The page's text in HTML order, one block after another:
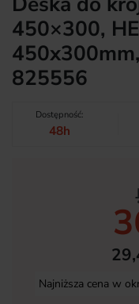
450×300,
825556
Dostępność:
48h
Najniższa cena w